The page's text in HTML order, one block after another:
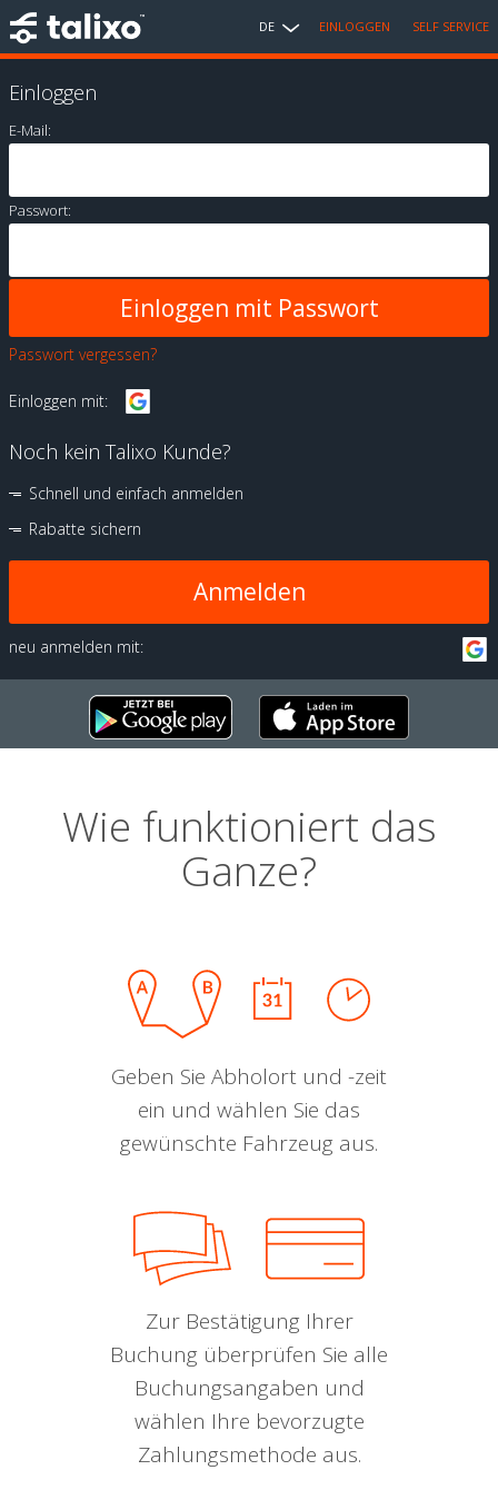
DE EINLOGGEN SELF SERVICE
Einloggen
E-Mail:
Passwort:
Passwort vergessen?
Einloggen mit:
Noch kein Talixo Kunde?
Schnell und einfach anmelden
Rabatte sichern
Anmelden
neu anmelden mit:
Wie funktioniert das
Ganze?
Geben Sie Abholort und -zeit
ein und wählen Sie das
gewünschte Fahrzeug aus.
Zur Bestätigung Ihrer
Buchung überprüfen Sie alle
Buchungsangaben und
wählen Ihre bevorzugte
Zahlungsmethode aus.